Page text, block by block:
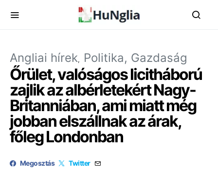
Angliai hírek Politika, Gazdaság
Őrület, valóságos licitháború
zajlik az albérletekért Nagy-
Britanniában, ami miatt még
jobban elszállnak az árak,
főleg Londonban
Megosztás Twitter